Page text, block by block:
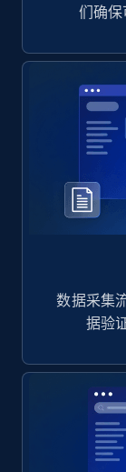
们确保
数据采集
据验